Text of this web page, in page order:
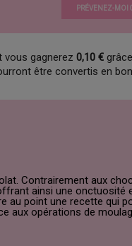
PRÉVENEZ-MOI
vous gagnerez0,10 €
être convertis en
Contrairement aux
ainsi une onctuosité
point une recette qui
aux opérations de